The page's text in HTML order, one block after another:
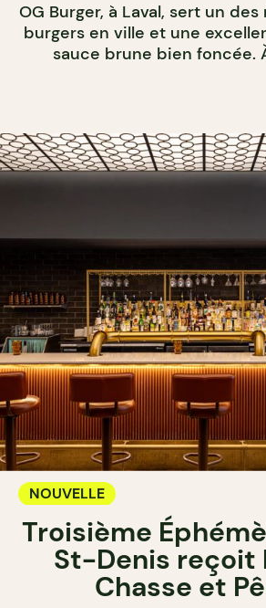
OG Burger, à Laval, sert un
burgers en ville et une
sauce brune bien foncée.
NOUVELLE
Troisième
St-Denis reçoit
Chasse et